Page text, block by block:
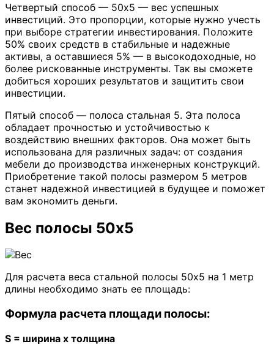
Четвертый способ — 50х5 — вес успешных
инвестиций. Это пропорции, которые нужно учесть
при выборе стратегии инвестирования. Положите
50% своих средств в стабильные и надежные
активы, а оставшиеся 5% — в высокодоходные, но
более рискованные инструменты. Так вы сможете
добиться хороших результатов и защитить свои
инвестиции.
Пятый способ — полоса стальная 5. Эта полоса
обладает прочностью и устойчивостью к
воздействию внешних факторов. Она может быть
использована для различных задач: от создания
мебели до производства инженерных конструкций.
Приобретение такой полосы размером 5 метров
станет надежной инвестицией в будущее и поможет
вам экономить деньги.
Вес полосы 50х5
Для расчета веса стальной полосы 50х5 на 1 метр
длины необходимо знать ее площадь:
Формула расчета площади полосы:
S = ширина х толщина